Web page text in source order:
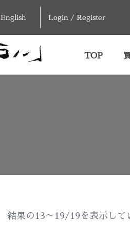
English Login / Register
TOP
結果の13～19/19を表示して